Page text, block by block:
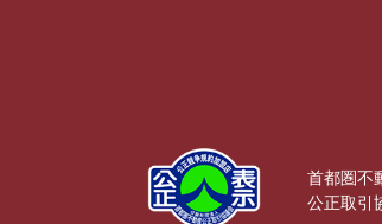
首都圏不
公正取引